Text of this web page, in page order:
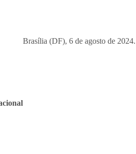
Brasília (DF), 6 de agosto de 2024.